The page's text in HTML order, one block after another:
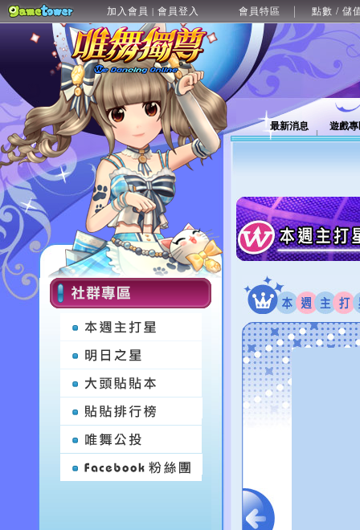
加入會員 | 會員登入 會員特區 點數 / 儲
最新消息 遊戲